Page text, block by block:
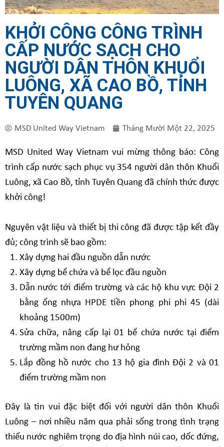
KHỞI CÔNG CÔNG TRÌNH
CẤP NƯỚC SẠCH CHO
NGƯỜI DÂN THÔN KHUỔI
LUÔNG, XÃ CAO BỒ, TỈNH
TUYÊN QUANG
MSD United Way Vietnam Tháng Mười Một 22, 2025
MSD United Way Vietnam vui mừng thông báo: Công
trình cấp nước sạch phục vụ 354 người dân thôn Khuổi
Luông, xã Cao Bồ, tỉnh Tuyên Quang đã chính thức được
khởi công!
Nguyên vật liệu và thiết bị thi công đã được tập kết đầy
đủ; công trình sẽ bao gồm:
Xây dựng hai đầu nguồn dẫn nước
Xây dựng bể chứa và bể lọc đầu nguồn
Dẫn nước tới điểm trường và các hộ khu vực Đội 2
bằng ống nhựa HPDE tiền phong phi phi 45 (dài
khoảng 1500m)
Sửa chữa, nâng cấp lại 01 bể chứa nước tại điểm
trường mầm non đang hư hỏng
Lắp đồng hồ nước cho 13 hộ gia đình Đội 2 và 01
điểm trường mầm non
Đây là tin vui đặc biệt đối với người dân thôn Khuổi
Luông – nơi nhiều năm qua phải sống trong tình trạng
thiếu nước nghiêm trọng do địa hình núi cao, dốc đứng,